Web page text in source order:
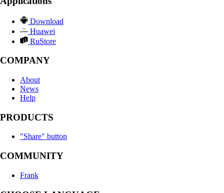
Download
Huawei
RuStore
COMPANY
About
News
Help
PRODUCTS
"Share" button
COMMUNITY
Frank